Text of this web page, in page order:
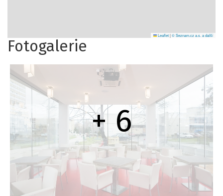
Leaflet|© Seznam.cz a.s. a další
Fotogalerie
+ 6